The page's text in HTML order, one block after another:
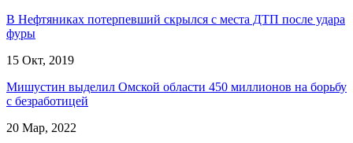
В Нефтяниках потерпевший скрылся с места ДТП после удара
фуры
15 Окт, 2019
Мишустин выделил Омской области 450 миллионов на борьбу
с безработицей
20 Мар, 2022